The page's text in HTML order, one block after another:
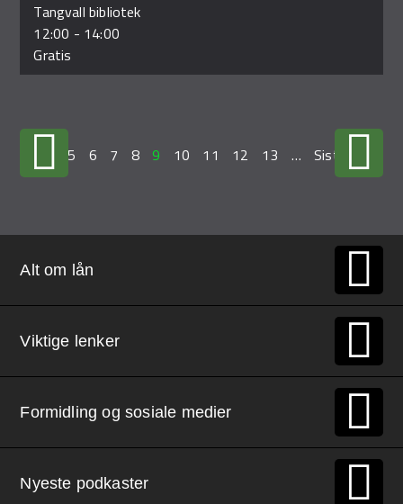
Tangvall bibliotek
12:00 - 14:00
Gratis
5 6 7 8 9 10 11 12 13 … Siste »
Alt om lån
Viktige lenker
Formidling og sosiale medier
Nyeste podkaster